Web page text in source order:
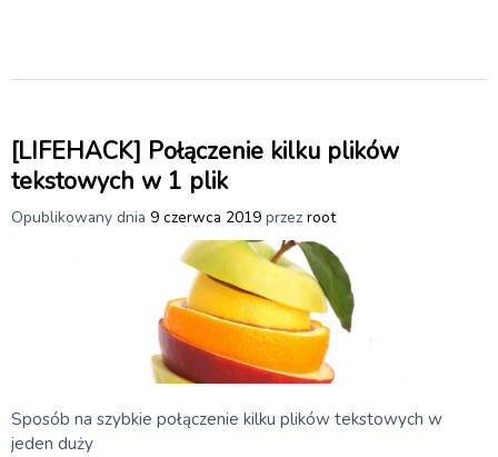
[LIFEHACK] Połączenie kilku plików
tekstowych w 1 plik
Opublikowany dnia 9 czerwca 2019 przez root
Sposób na szybkie połączenie kilku plików tekstowych w
jeden duży